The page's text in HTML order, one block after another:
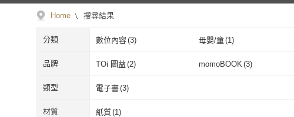
Home 搜尋結果
分類 數位內容(3) 母嬰/童(1)
品牌 TOi 圖益(2) momoBOOK (3)
TOi 圖益
類型 電子書(3)
電子書
材質 紙質(1)